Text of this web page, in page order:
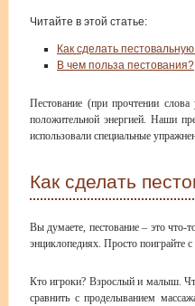
Читайте в этой статье:
Как сделать
В чем польза пестования?
Пестование (при прочтении
положительной энергией. Наши
использовали специальные
Как сделать
Вы думаете, пестование – это что-
энциклопедиях. Просто поиграйте
Кто игроки? Взрослый и малыш.
сравнить с проделыванием